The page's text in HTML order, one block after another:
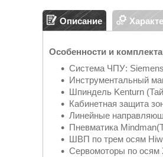
Описание
Особенности и
Система ЧПУ:
Инструментальный
Шпиндель Kenturn
Кабинетная защита
Линейные
Пневматика
ШВП по трем осям
Сервомоторы по осям